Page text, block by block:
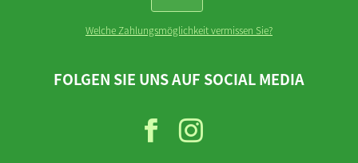
Welche Zahlungsmöglichkeit vermissen Sie?
FOLGEN SIE UNS AUF SOCIAL MEDIA